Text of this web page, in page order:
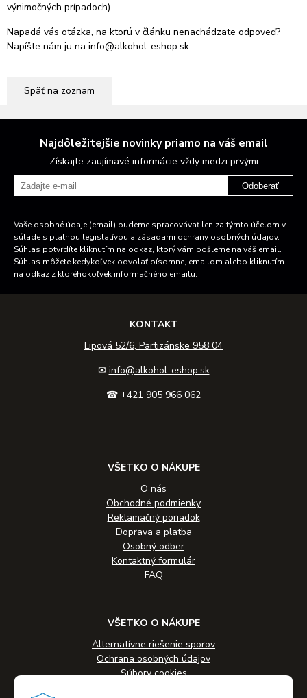
výnimočných prípadoch).
Napadá vás otázka, na ktorú v článku nenachádzate odpoveď?
Napíšte nám ju na info@alkohol-eshop.sk
Späť na zoznam
Najdôležitejšie novinky priamo na váš email
Získajte zaujímavé informácie vždy medzi prvými
Odoberať
Vaše osobné údaje (email) budeme spracovávať len za týmto účelom v
súlade s platnou legislatívou a zásadami ochrany osobných údajov.
Súhlas potvrdíte kliknutím na odkaz, ktorý vám pošleme na váš email.
Súhlas môžete kedykoľvek odvolať písomne, emailom alebo kliknutím
na odkaz z ktoréhokoľvek informačného emailu.
KONTAKT
Lipová 52/6, Partizánske 958 04
✉ info@alkohol-eshop.sk
☎ +421 905 966 062
VŠETKO O NÁKUPE
O nás
Obchodné podmienky
Reklamačný poriadok
Doprava a platba
Osobný odber
Kontaktný formulár
FAQ
VŠETKO O NÁKUPE
Alternatívne riešenie sporov
Ochrana osobných údajov
Súbory cookies